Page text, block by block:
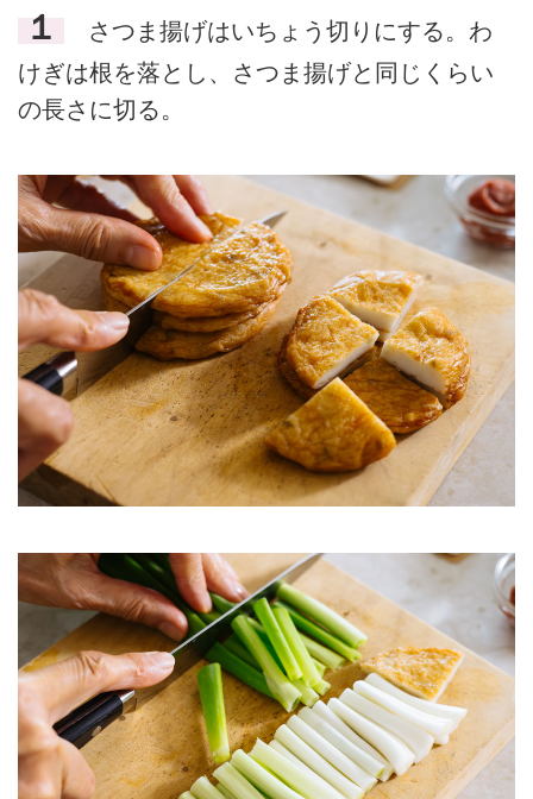
１
さつま揚げはいちょう切りにする。わ
けぎは根を落とし、さつま揚げと同じくらい
の長さに切る。